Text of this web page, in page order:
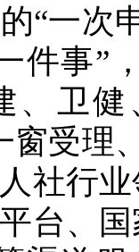
“一次
件事”
、卫
窗受理
社行
台、